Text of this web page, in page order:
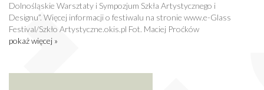
Dolnośląskie Warsztaty i Sympozjum Szkła Artystycznego i
Designu”. Więcej informacji o festiwalu na stronie www.e-Glass
Festival/Szkło Artystyczne.okis.pl Fot. Maciej Proćków
pokaż więcej »